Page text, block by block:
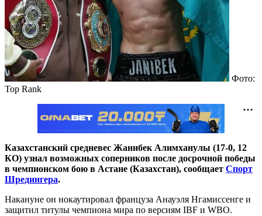
Фото:
Top Rank
Казахстанский средневес Жанибек Алимханулы (17-0, 12
КО) узнал возможных соперников после досрочной победы
в чемпионском бою в Астане (Казахстан), сообщает Спорт
Шредингера.
Накануне он нокаутировал француза Анауэля Нгамиссенге и
защитил титулы чемпиона мира по версиям IBF и WBO.